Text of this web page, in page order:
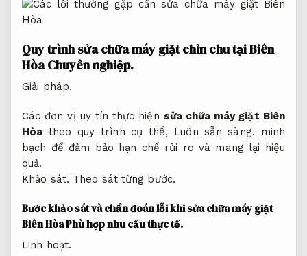
Quy trình sửa chữa máy giặt chỉn chu tại Biên
HòaChuyên nghiệp.
Giải pháp.
Các đơn vị uy tín thực hiện sửa chữa máy giặt Biên
Hòa theo quy trình cụ thể, Luôn sẵn sàng. minh
bạch để đảm bảo hạn chế rủi ro và mang lại hiệu
quả.
Khảo sát. Theo sát từng bước.
Bước khảo sát và chẩn đoán lỗi khi sửa chữa máy giặt
Biên HòaPhù hợp nhu cầu thực tế.
Linh hoạt.